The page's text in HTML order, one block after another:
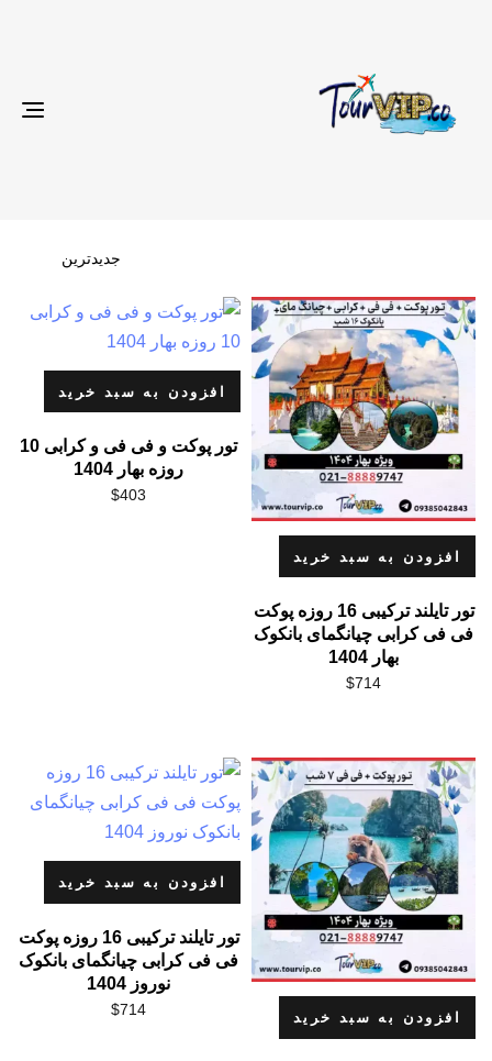
افزودن به سبد خرید
تور تایلند ترکیبی 16 روزه پوکت
فی فی کرابی چیانگمای بانکوک
بهار 1404
$714
افزودن به سبد خرید
تور پوکت و فی فی و کرابی 10
روزه بهار 1404
$403
افزودن به سبد خرید
افزودن به سبد خرید
تور تایلند ترکیبی 16 روزه پوکت
فی فی کرابی چیانگمای بانکوک
نوروز 1404
$714